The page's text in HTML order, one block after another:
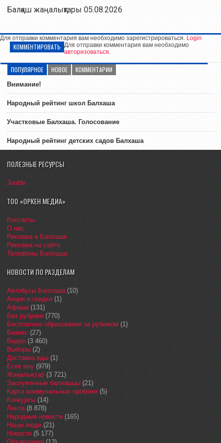
Балқаш жаңалықтары 05.08.2026
Для отправки комментария вам необходимо зарегистрироваться. Login
КОММЕНТИРОВАТЬ Для отправки комментария вам необходимо
авторизоваться.
ПОПУЛЯРНОЕ НОВОЕ КОММЕНТАРИИ
Внимание!
Народный рейтинг школ Балхаша
Участковые Балхаша. Голосование
Народный рейтинг детских садов Балхаша
ПОЛЕЗНЫЕ РЕСУРСЫ
Jooble
ТОО «ОРКЕН МЕДИА»
Контакты
О нас
Реклама в Балхаше
Реклама на сайте
Телефоны Балхаша
НОВОСТИ ПО РАЗДЕЛАМ
Автобусы Балхаша (10)
Акции и скидки (1)
Афиша (131)
Без рубрики (770)
Бесплатное образование за рубежом (1)
Бизнес (27)
Видео (3 460)
Выборы (2)
Доставка еды (1)
Еске алу (979)
Жаңалықтар (3 721)
Заслуженные балхашцы (21)
Карта коммунальных проблем (5)
Конкурсы (14)
Лента (8 878)
Народные новости (165)
Наши люди (21)
Новости (5 177)